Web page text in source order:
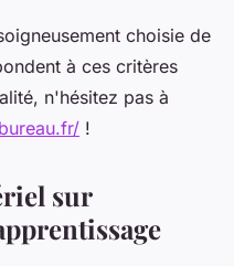
choisie de
à ces critères
n'hésitez pas à
!
sur